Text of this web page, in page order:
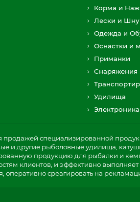
Корма и
Лески и
Одежда и
Оснастки и
Приманки
Снаряжения
Удилища
Электроника
специализированной
и другие рыболовные удилища,
продукцию для рыбалки и
клиентов, и эффективно
среагировать на